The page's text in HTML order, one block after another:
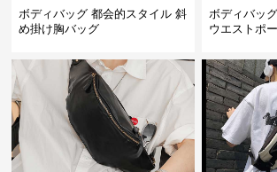
ボディバッグ 都会的スタイル 斜
め掛け胸バッグ
ボディバッ
ウエストポ